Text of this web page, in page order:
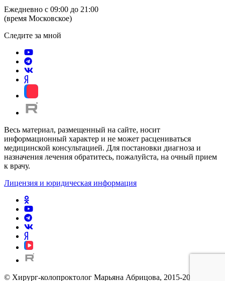
Ежедневно с 09:00 до 21:00
(время Московское)
Следите за мной
Весь материал, размещенный на сайте, носит
информационный характер и не может расцениваться
медицинской консультацией. Для постановки диагноза и
назначения лечения обратитесь, пожалуйста, на очный прием
к врачу.
Лицензия и юридическая информация
© Хирург-колопроктолог Марьяна Абрицова, 2015-2026